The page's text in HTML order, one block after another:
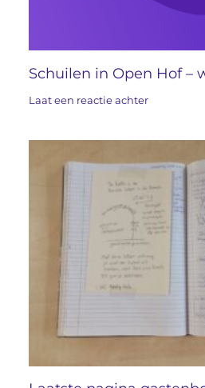
Schuilen in Open Hof –
Laat een reactie achter